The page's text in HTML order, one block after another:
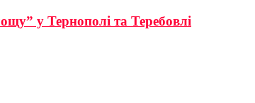
у Тернополі та Теребовлі